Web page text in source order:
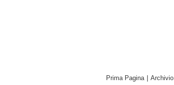
Prima Pagina Archivio